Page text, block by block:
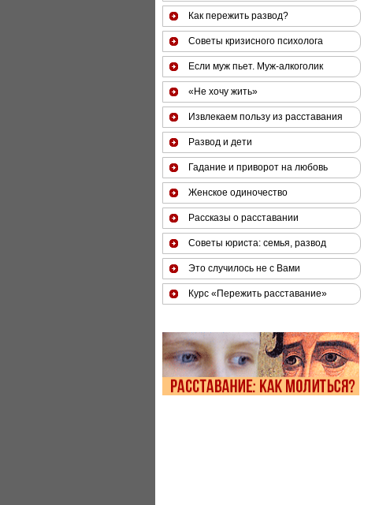
Как пережить развод?
Советы кризисного психолога
Если муж пьет. Муж-алкоголик
«Не хочу жить»
Извлекаем пользу из расставания
Развод и дети
Гадание и приворот на любовь
Женское одиночество
Рассказы о расставании
Советы юриста: семья, развод
Это случилось не с Вами
Курс «Пережить расставание»